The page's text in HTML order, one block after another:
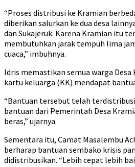
“Proses distribusi ke Kramian
diberikan salurkan ke dua desa
dan Sukajeruk. Karena Kramian itu
membutuhkan jarak tempuh lima
cuaca,” imbuhnya.
Idris memastikan semua warga Desa
kartu keluarga (KK) mendapat
“Bantuan tersebut telah
bantuan dari Pemerintah Desa
beras,” ujarnya.
Sementara itu, Camat Masalembu
berharap bantuan sembako krisis
didistribusikan. “Lebih cepat lebih